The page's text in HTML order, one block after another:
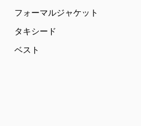
フォーマルジャケット
タキシード
ベスト